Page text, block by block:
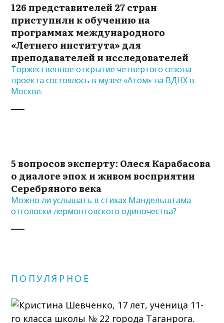
126 представителей 27 стран
приступили к обучению на
программах международного
«Летнего института» для
преподавателей и исследователей
Торжественное открытие четвертого сезона
проекта состоялось в музее «Атом» на ВДНХ в
Москве.
5 вопросов эксперту: Олеся Карабасова
о диалоге эпох и живом восприятии
Серебряного века
Можно ли услышать в стихах Мандельштама
отголоски лермонтовского одиночества?
ПОПУЛЯРНОЕ